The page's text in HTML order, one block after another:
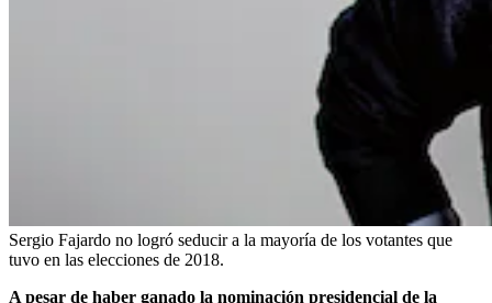
Sergio Fajardo no logró seducir a la mayoría de los votantes que
tuvo en las elecciones de 2018.
A pesar de haber ganado la nominación presidencial de la